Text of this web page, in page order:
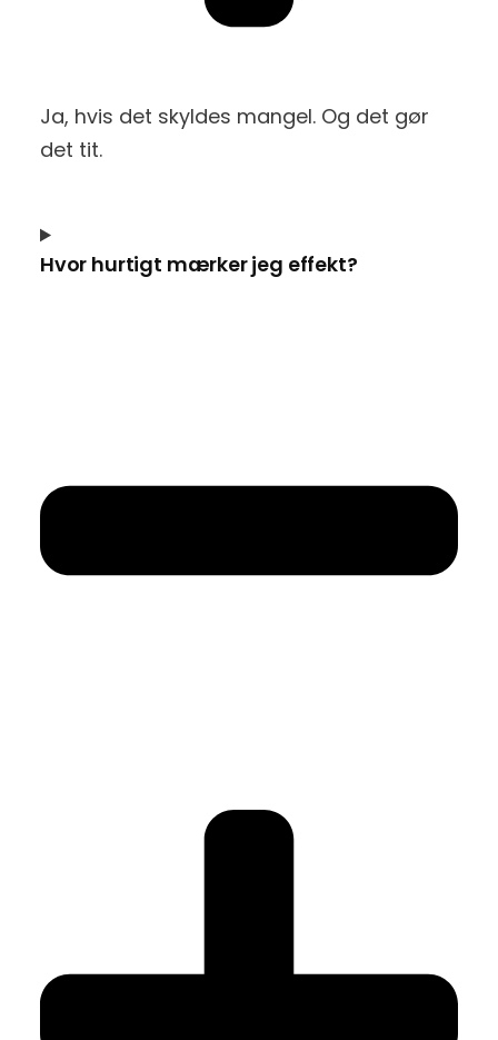
Ja, hvis det skyldes mangel. Og det gør
det tit.
Hvor hurtigt mærker jeg effekt?